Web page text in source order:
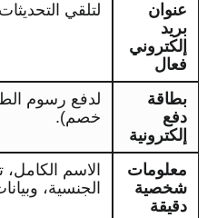
عنوان
بريد
إلكتروني
فعال
لتلقي
بطاقة
دفع
إلكترونية
لدفع رسوم
خصم).
معلومات
شخصية
دقيقة
الاسم الكامل،
الجنسية،